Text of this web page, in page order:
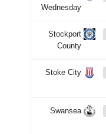
Wednesday
Stockport
County
Stoke City
Swansea